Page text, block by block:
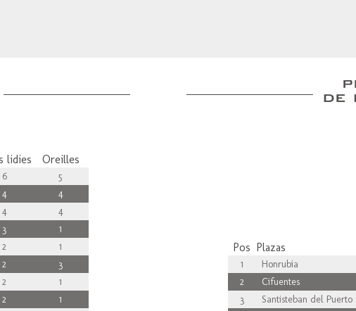
lidies Oreilles
6
5
4
4
4
4
3
1
2
1
2
3
2
1
2 1
Pos Plazas
1 Honrubia
2
Cifuentes
3
Santisteban del Puerto